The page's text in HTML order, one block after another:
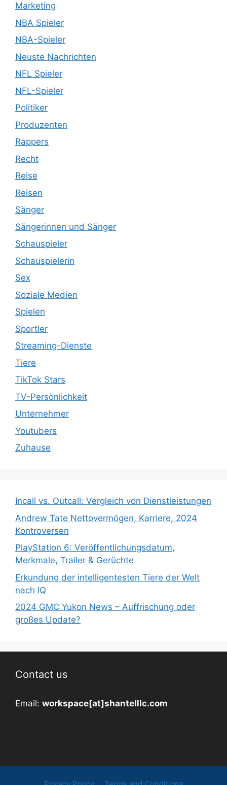
Marketing
NBA Spieler
NBA-Spieler
Neuste Nachrichten
NFL Spieler
NFL-Spieler
Politiker
Produzenten
Rappers
Recht
Reise
Reisen
Sänger
Sängerinnen und Sänger
Schauspieler
Schauspielerin
Sex
Soziale Medien
Spielen
Sportler
Streaming-Dienste
Tiere
TikTok Stars
TV-Persönlichkeit
Unternehmer
Youtubers
Zuhause
Incall vs. Outcall: Vergleich von Dienstleistungen
Andrew Tate Nettovermögen, Karriere, 2024
Kontroversen
PlayStation 6: Veröffentlichungsdatum,
Merkmale, Trailer & Gerüchte
Erkundung der intelligentesten Tiere der Welt
nach IQ
2024 GMC Yukon News – Auffrischung oder
großes Update?
Contact us
Email: workspace[at]shantelllc.com